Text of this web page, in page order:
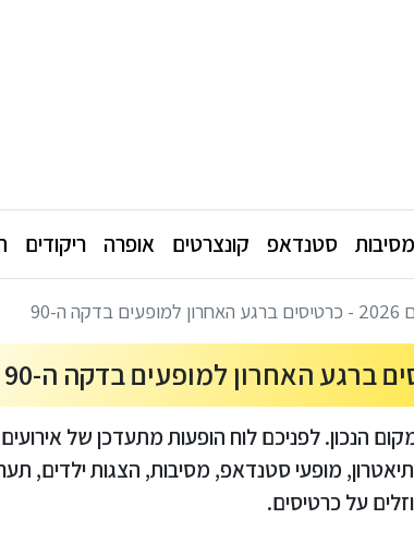
מסיבות סטנדאפ קונצרטים אופרה ריקודים
90
הנכון. לפניכם לוח הופעות מתעדכן של
מופעי סטנדאפ, מסיבות, הצגות ילדים,
על כרטיסים.